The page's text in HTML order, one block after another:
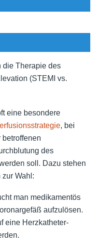
die Therapie des
(STEMI vs.
eine besondere
, bei
des
soll. Dazu stehen
Wahl:
man medikamentös
aufzulösen.
eine Herzkatheter-